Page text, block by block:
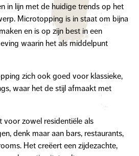
in lijn met de huidige trends op het
Microtopping is in staat om bijna
en is op zijn best in een
waarin het als middelpunt
zich ook goed voor klassieke,
waar het de stijl afmaakt met
zowel residentiële als
denk maar aan bars, restaurants,
Het creëert een zijdezachte,